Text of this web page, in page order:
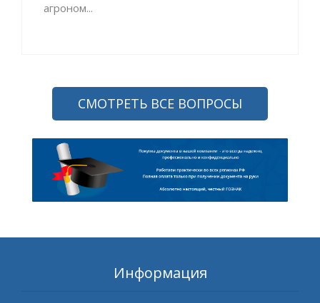
агроном...
СМОТРЕТЬ ВСЕ ВОПРОСЫ
Информация